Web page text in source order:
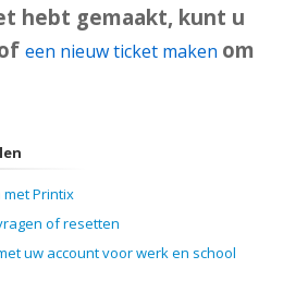
hebt gemaakt, kunt u
een nieuw ticket maken om
Printix
of resetten
uw account voor werk en school